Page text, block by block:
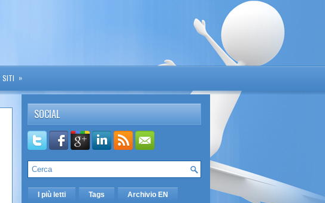
SITI »
SOCIAL
I più letti Tags Archivio EN